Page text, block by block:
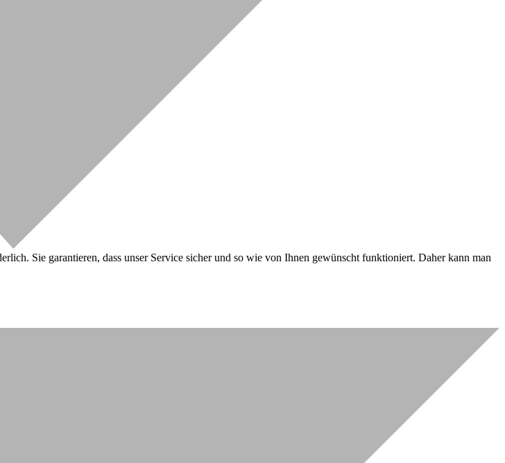
Sie garantieren, dass unser Service sicher und so wie von Ihnen gewünscht funktioniert. Daher kann man